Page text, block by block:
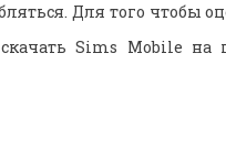
Для того чтобы
Sims Mobile на